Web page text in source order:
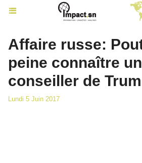
Affaire russe:
peine connaître
conseiller de
Lundi 5 Juin 2017